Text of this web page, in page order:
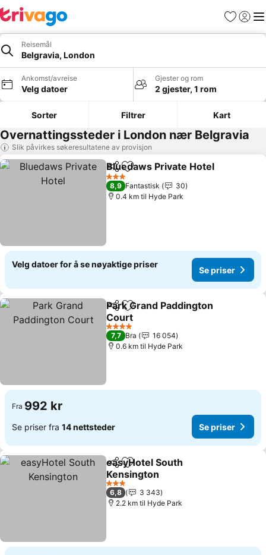
Favoritter
Logg
Reisemål
Belgravia, London
Ankomst/avreise
Velg datoer
Gjester og rom
2 gjester, 1 rom
Sorter Filtrer Kart
Overnattingssteder i London nær Belgravia
Slik påvirkes søkeresultatene av provisjon
Del Legg til i favoritter
Bluedaws Private Hotel
3 Stjerner
8,9 Fantastisk
30
0.4 km til Hyde Park
Velg datoer for å se nøyaktige priser
Se priser
Del Legg til i favoritter
Park Grand Paddington
Court
Se priser
4 Stjerner
7,7 Bra
16 054
0.6 km til Hyde Park
Fra 992 kr
Se priser fra 14 nettsteder Se priser
Del Legg til i favoritter
easyHotel South
Kensington
Se priser
3 Stjerner
6,8
3 343
2.2 km til Hyde Park